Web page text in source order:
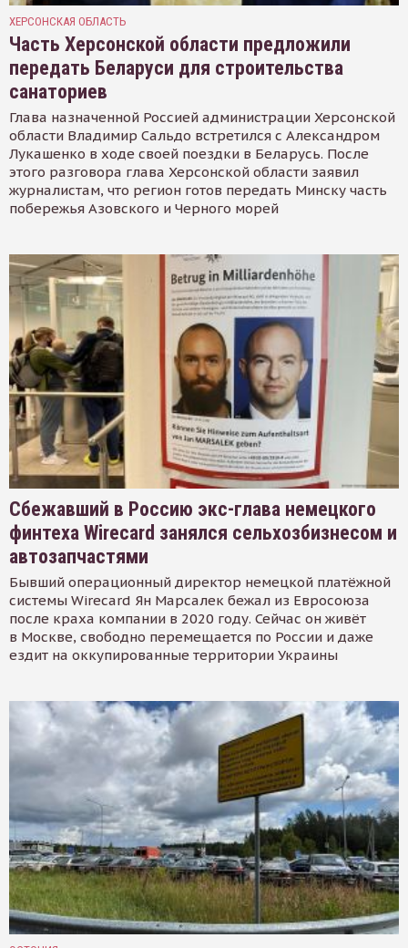
ХЕРСОНСКАЯ ОБЛАСТЬ
Часть Херсонской области предложили
передать Беларуси для строительства
санаториев
Глава назначенной Россией администрации Херсонской
области Владимир Сальдо встретился с Александром
Лукашенко в ходе своей поездки в Беларусь. После
этого разговора глава Херсонской области заявил
журналистам, что регион готов передать Минску часть
побережья Азовского и Черного морей
Сбежавший в Россию экс-глава немецкого
финтеха Wirecard занялся сельхозбизнесом и
автозапчастями
Бывший операционный директор немецкой платёжной
системы Wirecard Ян Марсалек бежал из Евросоюза
после краха компании в 2020 году. Сейчас он живёт
в Москве, свободно перемещается по России и даже
ездит на оккупированные территории Украины